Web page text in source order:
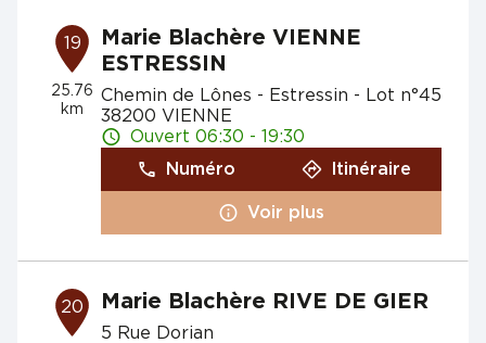
19
25.76
km
Marie Blachère VIENNE
ESTRESSIN
Chemin de Lônes - Estressin - Lot n°45
38200 VIENNE
Ouvert 06:30 - 19:30
Numéro
Itinéraire
Voir plus
20 Marie Blachère RIVE DE GIER
5 Rue Dorian